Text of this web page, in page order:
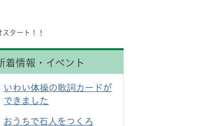
タート！！
着情報・イベント
いわい体操の歌詞カードが
できました
おうちで石人をつくろ